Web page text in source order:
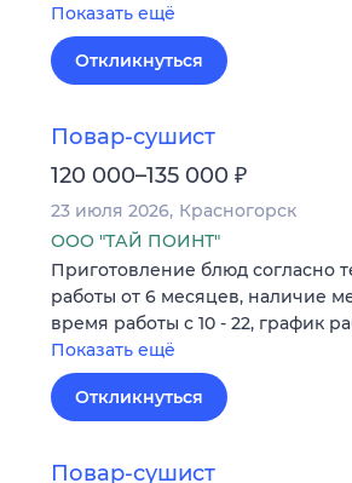
Показать ещё
Откликнуться
Повар-сушист
120 000–135 000 ₽
23 июля 2026 Красногорск
ООО "ТАЙ ПОИНТ"
Приготовление блюд согласно
работы от 6 месяцев, наличие
время работы с 10 - 22, график
Показать ещё
Откликнуться
Повар-сушист